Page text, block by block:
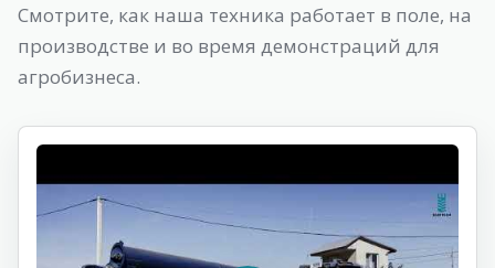
Смотрите, как наша техника работает в поле, на
производстве и во время демонстраций для
агробизнеса.